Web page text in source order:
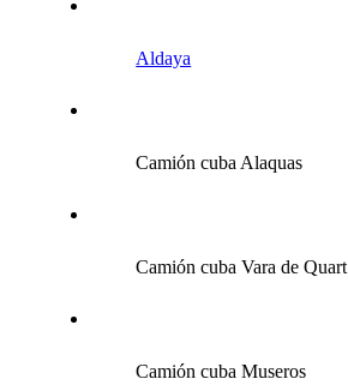
Aldaya
Camión cuba Alaquas
Camión cuba Vara de Quart
Camión cuba Museros